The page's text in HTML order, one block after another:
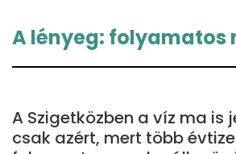
A lényeg: folyamatos
A Szigetközben a víz ma is
csak azért, mert több